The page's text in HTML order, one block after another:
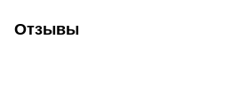
Отзывы